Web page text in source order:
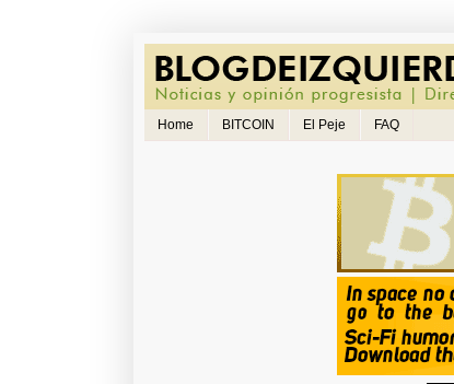
Home BITCOIN El Peje FAQ